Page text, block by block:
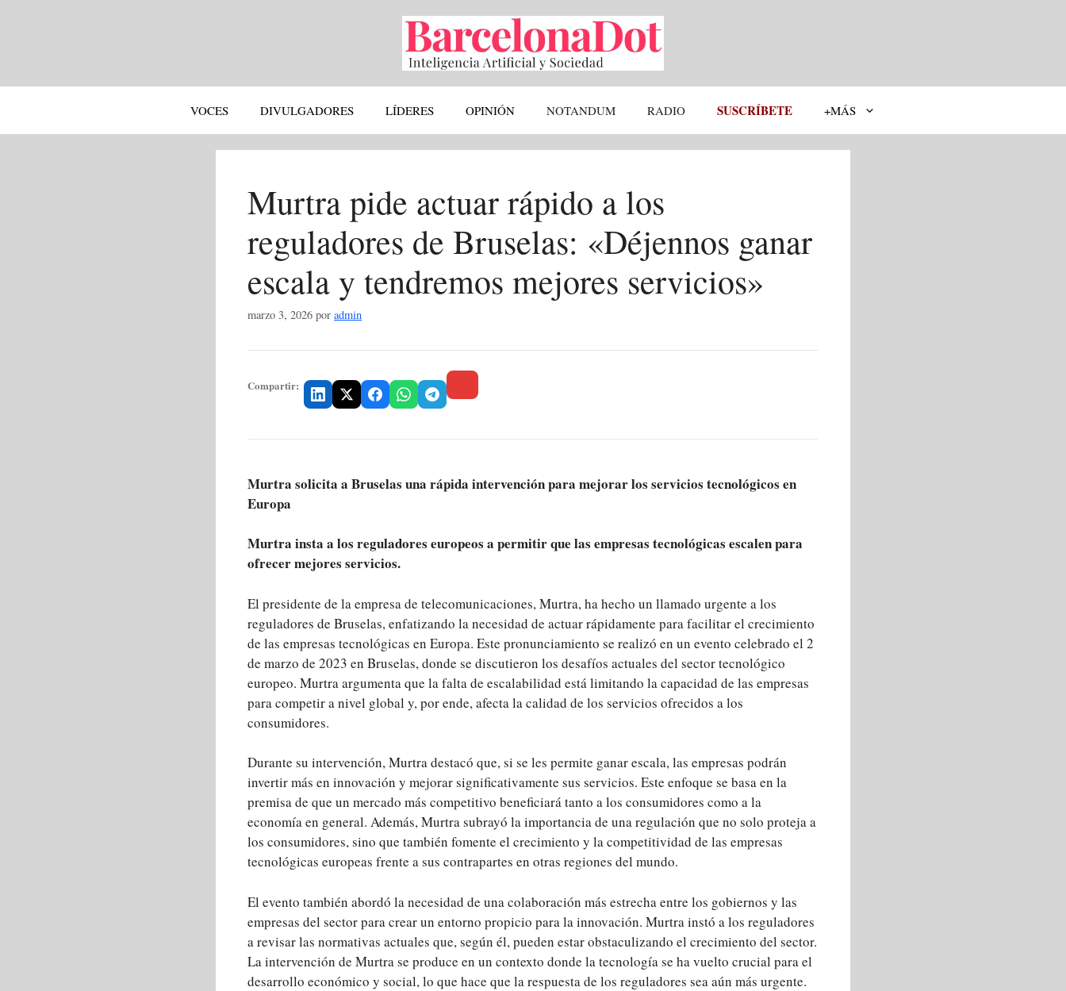
VOCES DIVULGADORES LÍDERES OPINIÓN NOTANDUM RADIO SUSCRÍBETE +MÁS
Murtra pide actuar rápido a los
reguladores de Bruselas: «Déjennos ganar
escala y tendremos mejores servicios»
marzo 3, 2026 por admin
Compartir:
Murtra solicita a Bruselas una rápida intervención para mejorar los servicios tecnológicos en
Europa
Murtra insta a los reguladores europeos a permitir que las empresas tecnológicas escalen para
ofrecer mejores servicios.
El presidente de la empresa de telecomunicaciones, Murtra, ha hecho un llamado urgente a los
reguladores de Bruselas, enfatizando la necesidad de actuar rápidamente para facilitar el crecimiento
de las empresas tecnológicas en Europa. Este pronunciamiento se realizó en un evento celebrado el 2
de marzo de 2023 en Bruselas, donde se discutieron los desafíos actuales del sector tecnológico
europeo. Murtra argumenta que la falta de escalabilidad está limitando la capacidad de las empresas
para competir a nivel global y, por ende, afecta la calidad de los servicios ofrecidos a los
consumidores.
Durante su intervención, Murtra destacó que, si se les permite ganar escala, las empresas podrán
invertir más en innovación y mejorar significativamente sus servicios. Este enfoque se basa en la
premisa de que un mercado más competitivo beneficiará tanto a los consumidores como a la
economía en general. Además, Murtra subrayó la importancia de una regulación que no solo proteja a
los consumidores, sino que también fomente el crecimiento y la competitividad de las empresas
tecnológicas europeas frente a sus contrapartes en otras regiones del mundo.
El evento también abordó la necesidad de una colaboración más estrecha entre los gobiernos y las
empresas del sector para crear un entorno propicio para la innovación. Murtra instó a los reguladores
a revisar las normativas actuales que, según él, pueden estar obstaculizando el crecimiento del sector.
La intervención de Murtra se produce en un contexto donde la tecnología se ha vuelto crucial para el
desarrollo económico y social, lo que hace que la respuesta de los reguladores sea aún más urgente.